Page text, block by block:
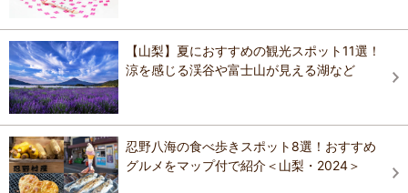
【山梨】夏におすすめの観光スポット11選！
涼を感じる渓谷や富士山が見える湖など
忍野八海の食べ歩きスポット8選！おすすめ
グルメをマップ付で紹介＜山梨・2024＞